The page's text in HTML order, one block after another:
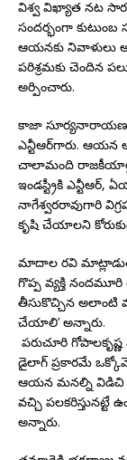
విశ్వ విఖ్యాత నట
సందర్భంగా
ఆయనకు నివాళులు
పరిశ్రమకు చెందిన
అర్పించారు.
కాజా సూర్యనారాయణ
ఎన్టీఆర్‌గారు. ఆయన
చాలామంది రాజకీయాల్లో,
ఇండస్ట్రీకి ఎన్టీఆర్‌,
నాగేశ్వరరావుగారి
కృషి చేయాలని
మాదాల రవి
గొప్ప వ్యక్తి
తీసుకొచ్చిన అలాంటి
చేయాలి’ అన్నారు.
పరుచూరి
డైలాగ్‌ ప్రకారమే
ఆయన మనల్ని విడిచి
వచ్చి పలకరిస్తునట్టే
అన్నారు.